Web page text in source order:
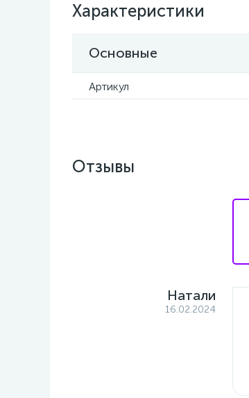
Характеристики
Основные
Артикул
Отзывы
Натали
16.02.2024